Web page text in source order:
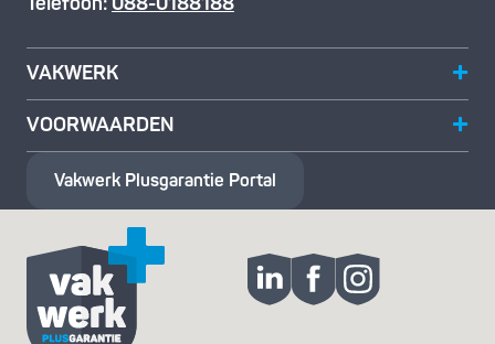
VAKWERK
VOORWAARDEN
Vakwerk Plusgarantie Portal